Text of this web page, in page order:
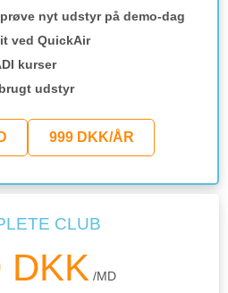
nyt udstyr på demo-dag
ved QuickAir
kurser
udstyr
999 DKK/ÅR
CLUB
DKK /MD